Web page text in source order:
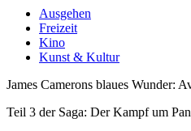
Ausgehen
Freizeit
Kino
Kunst & Kultur
James Camerons blaues Wunder:
Teil 3 der Saga: Der Kampf um